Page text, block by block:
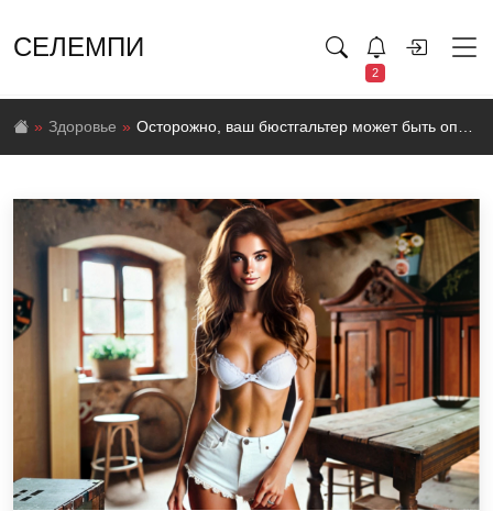
СЕЛЕМПИ
2
Здоровье Осторожно, ваш бюстгальтер может быть опасен для здоровья